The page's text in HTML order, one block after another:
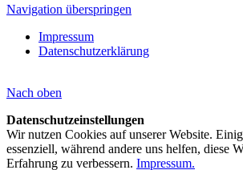
Navigation überspringen
Impressum
Datenschutzerklärung
Nach oben
Datenschutzeinstellungen
Wir nutzen Cookies auf unserer Website.
essenziell, während andere uns helfen, diese
Erfahrung zu verbessern. Impressum.